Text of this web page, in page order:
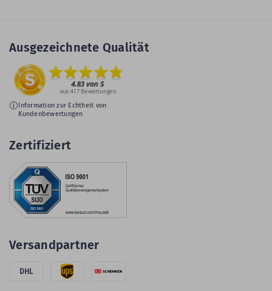
Ausgezeichnete Qualität
Information zur Echtheit von
Kundenbewertungen
Zertifiziert
Versandpartner
DHL